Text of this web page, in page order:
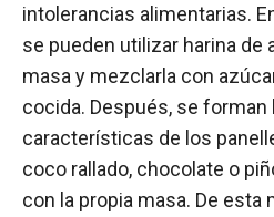
intolerancias alimentarias.
se pueden utilizar harina de
masa y mezclarla con
cocida. Después, se forman
características de los
coco rallado, chocolate o
con la propia masa. De esta